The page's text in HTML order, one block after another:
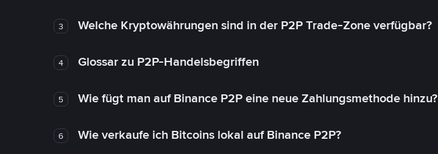
3 Welche Kryptowährungen sind in der P2P Trade-Zone verfügbar?
4 Glossar zu P2P-Handelsbegriffen
5 Wie fügt man auf Binance P2P eine neue Zahlungsmethode hinzu?
6 Wie verkaufe ich Bitcoins lokal auf Binance P2P?